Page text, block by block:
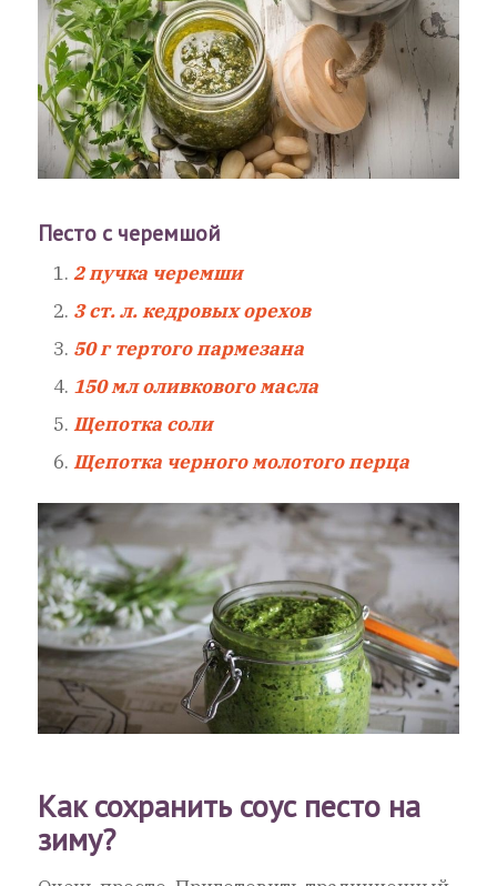
Песто с черемшой
2 пучка черемши
3 ст. л. кедровых орехов
50 г тертого пармезана
150 мл оливкового масла
Щепотка соли
Щепотка черного молотого перца
Как сохранить соус песто на
зиму?